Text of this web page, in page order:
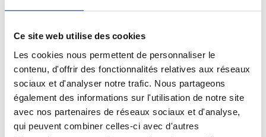
Ce site web utilise des cookies
Les cookies nous permettent de personnaliser le
contenu, d'offrir des fonctionnalités relatives aux réseaux
sociaux et d'analyser notre trafic. Nous partageons
également des informations sur l'utilisation de notre site
avec nos partenaires de réseaux sociaux et d'analyse,
qui peuvent combiner celles-ci avec d'autres
Mohammed, 10 ans
Sur le plan technique :
33 % utilisent uneconnexionsécurisée
(ex. VPN)